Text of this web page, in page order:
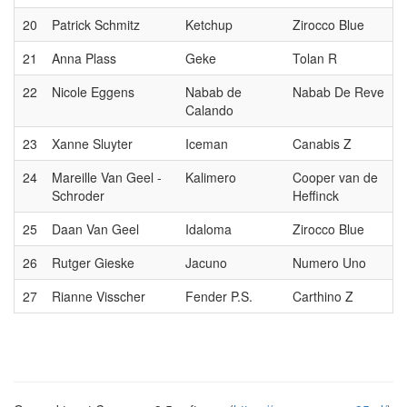
20
Patrick Schmitz Ketchup
Zirocco Blue
21
Anna Plass Geke
Tolan R
22
Nicole Eggens
Nabab de
Calando
Nabab De Reve
23 Xanne Sluyter Iceman
Canabis Z
24
Mareille Van Geel -
Schroder
Kalimero
Cooper van de
Heffinck
25
Daan Van Geel Idaloma
Zirocco Blue
26
Rutger Gieske Jacuno
Numero Uno
27
Rianne Visscher Fender P.S. Carthino Z